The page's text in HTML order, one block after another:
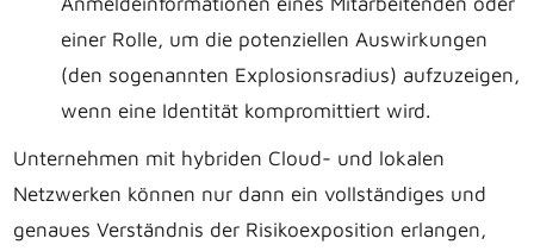
einer Rolle, um die potenziellen Auswirkungen
(den sogenannten Explosionsradius) aufzuzeigen,
wenn eine Identität kompromittiert wird.
Unternehmen mit hybriden Cloud- und lokalen
Netzwerken können nur dann ein vollständiges und
genaues Verständnis der Risikoexposition erlangen,